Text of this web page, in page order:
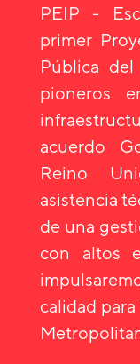
PEIP -
primer
Pública
pioneros
acuerdo
Reino
asistencia
de una
con altos
calidad